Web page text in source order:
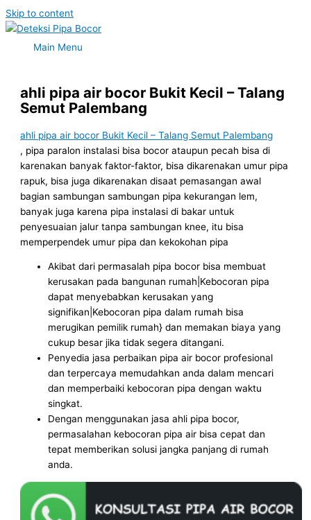
Skip to content
Main Menu
ahli pipa air bocor Bukit Kecil – Talang
Semut Palembang
ahli pipa air bocor Bukit Kecil – Talang Semut Palembang
, pipa paralon instalasi bisa bocor ataupun pecah bisa di
karenakan banyak faktor-faktor, bisa dikarenakan umur pipa
rapuk, bisa juga dikarenakan disaat pemasangan awal
bagian sambungan sambungan pipa kekurangan lem,
banyak juga karena pipa instalasi di bakar untuk
penyesuaian jalur tanpa sambungan knee, itu bisa
memperpendek umur pipa dan kekokohan pipa
Akibat dari permasalah pipa bocor bisa membuat
kerusakan pada bangunan rumah|Kebocoran pipa
dapat menyebabkan kerusakan yang
signifikan|Kebocoran pipa dalam rumah bisa
merugikan pemilik rumah} dan memakan biaya yang
cukup besar jika tidak segera ditangani.
Penyedia jasa perbaikan pipa air bocor profesional
dan terpercaya memudahkan anda dalam mencari
dan memperbaiki kebocoran pipa dengan waktu
singkat.
Dengan menggunakan jasa ahli pipa bocor,
permasalahan kebocoran pipa air bisa cepat dan
tepat memberikan solusi jangka panjang di rumah
anda.